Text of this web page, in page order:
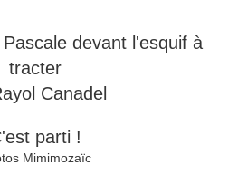
devant l'esquif à
tracter
Canadel
parti !
Mimimozaïc